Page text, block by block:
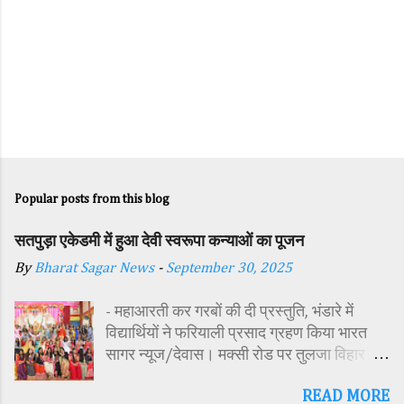
Popular posts from this blog
सतपुड़ा एकेडमी में हुआ देवी स्वरूपा कन्याओं का पूजन
ByBharat Sagar News - September 30, 2025
- महाआरती कर गरबों की दी प्रस्तुति, भंडारे में
विद्यार्थियों ने फरियाली प्रसाद ग्रहण किया भारत
सागर न्यूज/देवास। मक्सी रोड पर तुलजा विहार
पावन अवसर पर कन्या पूजन एवं गरबा महोत्सव का
READ MORE